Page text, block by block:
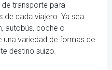
transporte para
de cada viajero. Ya sea
autobús, coche o
variedad de formas de
destino suizo.